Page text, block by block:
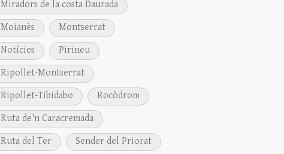
Miradors de la costa Daurada
Moianès
Montserrat
Notícies
Pirineu
Ripollet-Montserrat
Ripollet-Tibidabo
Rocòdrom
Ruta de'n Caracremada
Ruta del Ter
Sender del Priorat